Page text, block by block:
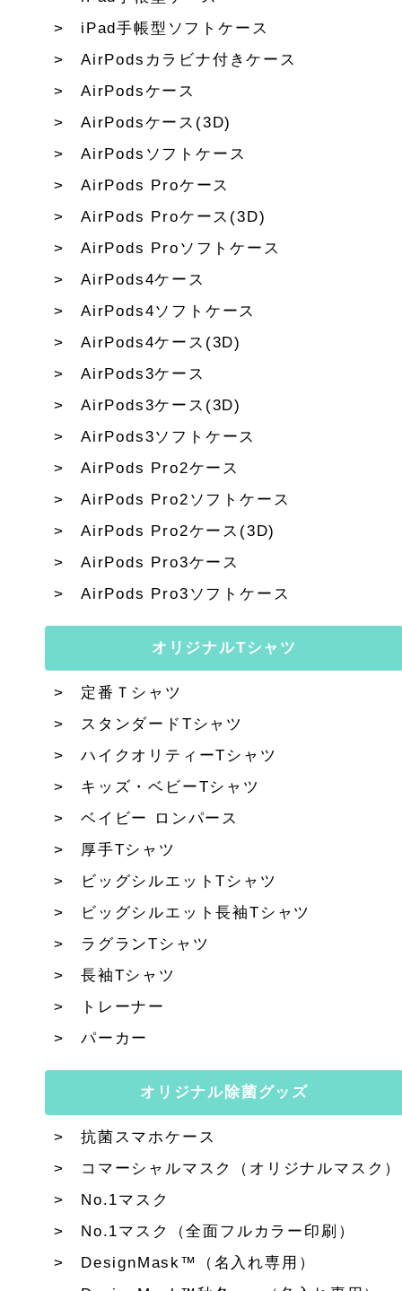
iPad手帳型ソフトケース
AirPodsカラビナ付きケース
AirPodsケース
AirPodsケース(3D)
AirPodsソフトケース
AirPods Proケース
AirPods Proケース(3D)
AirPods Proソフトケース
AirPods4ケース
AirPods4ソフトケース
AirPods4ケース(3D)
AirPods3ケース
AirPods3ケース(3D)
AirPods3ソフトケース
AirPods Pro2ケース
AirPods Pro2ソフトケース
AirPods Pro2ケース(3D)
AirPods Pro3ケース
AirPods Pro3ソフトケース
オリジナルTシャツ
定番Ｔシャツ
スタンダードTシャツ
ハイクオリティーTシャツ
キッズ・ベビーTシャツ
ベイビー ロンパース
厚手Tシャツ
ビッグシルエットTシャツ
ビッグシルエット長袖Tシャツ
ラグランTシャツ
長袖Tシャツ
トレーナー
パーカー
オリジナル除菌グッズ
抗菌スマホケース
コマーシャルマスク（オリジナルマスク）
No.1マスク
No.1マスク（全面フルカラー印刷）
DesignMask™（名入れ専用）